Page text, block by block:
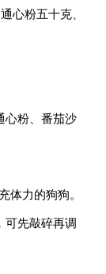
心粉五十克、
粉、番茄沙
力的狗狗。
先敲碎再调